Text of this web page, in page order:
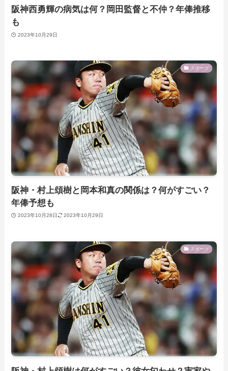
阪神西勇輝の病気は何？岡田監督と不仲？年俸推移
も
2023年10月29日
スポーツ
阪神・村上頌樹と岡本和真の関係は？何がすごい？
年俸予想も
2023年10月28日 2023年10月29日
スポーツ